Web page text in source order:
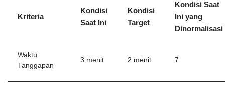
Kriteria
Kondisi
Saat Ini
Kondisi
Target
Kondisi Saat
Ini yang
Dinormalisasi
Waktu
Tanggapan
3 menit 2 menit 7